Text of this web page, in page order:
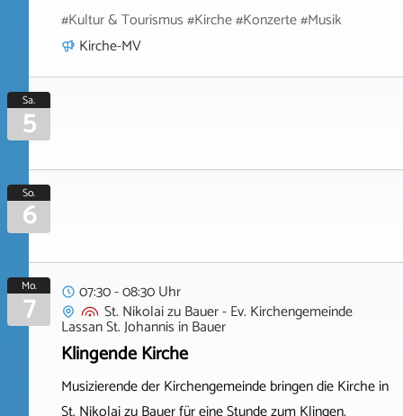
#Kultur & Tourismus #Kirche #Konzerte #Musik
Kirche-MV
Sa.
5
So.
6
Mo.
7
07:30 - 08:30 Uhr
St. Nikolai zu Bauer - Ev. Kirchengemeinde
Lassan St. Johannis inBauer
Klingende Kirche
Musizierende der Kirchengemeinde bringen die Kirche in